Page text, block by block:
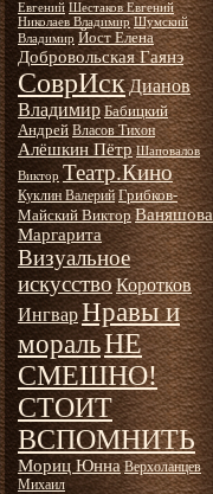
Евгений Шестаков Евгений
Николаев Владимир Шумский
Владимир Йост Елена
Добровольская Гаянэ
СоврИскДианов
Владимир Бабицкий
Андрей Власов Тихон
Алёшкин Пётр Шаповалов
Виктор Театр.Кино
Куклин Валерий Грибков-
Майский Виктор Ваняшова
Маргарита
Визуальное
искусствоКоротков
ИнгварНравы и
моральНЕ
СМЕШНО!
СТОИТ
ВСПОМНИТЬ
Мориц Юнна Верхоланцев
Михаил